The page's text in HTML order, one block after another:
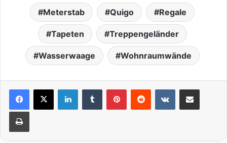
Meterstab Quigo Regale
Tapeten Treppengeländer
Wasserwaage Wohnraumwände